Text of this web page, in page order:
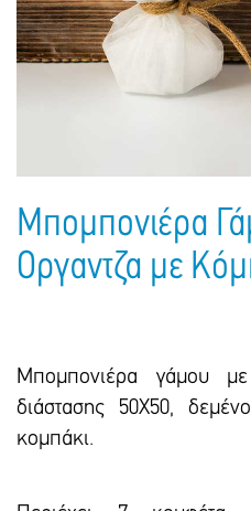
Πακέτα Δώρων
Σακούλες
Τσάντες - Ποδιές - Ομπρέλες
Βιβλία
Παιδικό Πάρτι
Ημερολόγια - Ατζέντες
Γραφική Ύλη
Μπομπονιέρα
Οργαντζα με
Μπομπονιέρα γάμου
διάστασης 50Χ50,
κομπάκι.